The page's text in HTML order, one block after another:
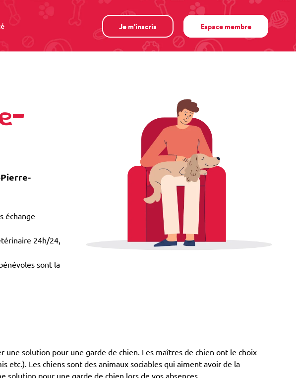
Je m'inscris Espace membre
échange
24h/24,
sont la
solution pour une garde de chien. Les maîtres de chien ont le choix
etc.). Les chiens sont des animaux sociables qui aiment avoir de la
pour une garde de chien lors de vos absences.